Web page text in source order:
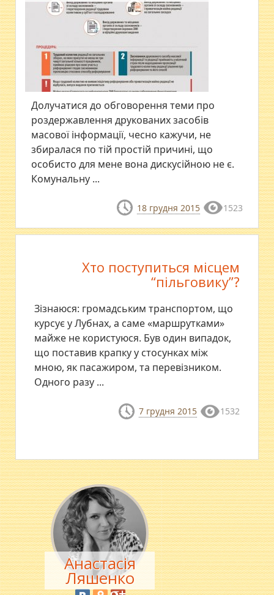
Долучатися до обговорення теми про
роздержавлення друкованих засобів
масової інформації, чесно кажучи, не
збиралася по тій простій причині, що
особисто для мене вона дискусійною не є.
Комунальну ...
18 грудня 2015 1523
Хто поступиться місцем
“пільговику”?
Зізнаюся: громадським транспортом, що
курсує у Лубнах, а саме «маршрутками»
майже не користуюся. Був один випадок,
що поставив крапку у стосунках між
мною, як пасажиром, та перевізником.
Одного разу ...
7 грудня 2015 1532
Анастасія
Ляшенко